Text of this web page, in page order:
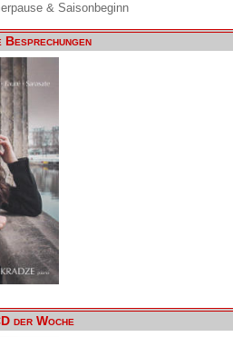
& Saisonbeginn
Besprechungen
der Woche